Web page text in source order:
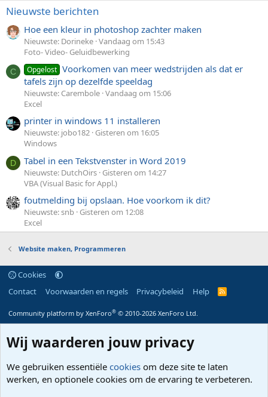
Nieuwste berichten
Hoe een kleur in photoshop zachter maken
Nieuwste: Dorineke Vandaag om 15:43
Foto- Video- Geluidbewerking
C Opgelost Voorkomen van meer wedstrijden als dat er
tafels zijn op dezelfde speeldag
Nieuwste: Carembole Vandaag om 15:06
Excel
printer in windows 11 installeren
Nieuwste: jobo182 Gisteren om 16:05
Windows
D Tabel in een Tekstvenster in Word 2019
Nieuwste: DutchOirs Gisteren om 14:27
VBA (Visual Basic for Appl.)
foutmelding bij opslaan. Hoe voorkom ik dit?
Nieuwste: snb Gisteren om 12:08
Excel
Website maken, Programmeren
Cookies
Contact
Voorwaarden en regels Privacybeleid Help
R
Community platform by XenForo® © 2010-2026 XenForo Ltd.
Wij waarderen jouw privacy
We gebruiken essentiële cookies om deze site te laten
werken, en optionele cookies om de ervaring te verbeteren.